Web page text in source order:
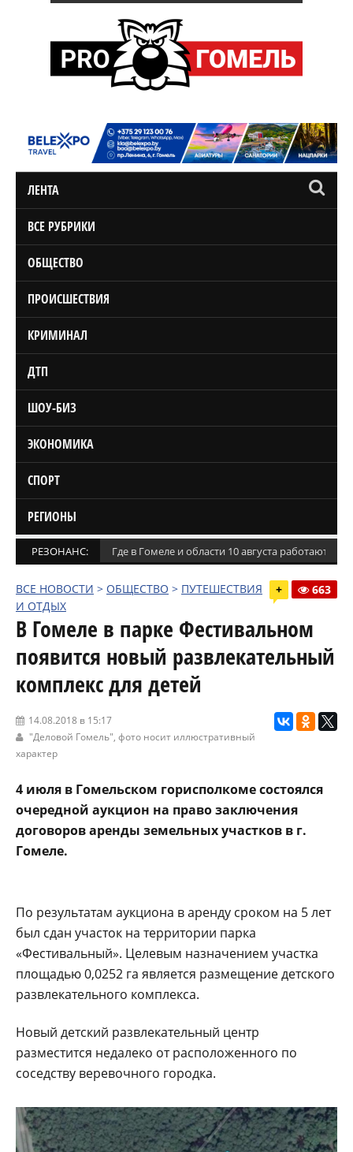
ЛЕНТА
ВСЕ РУБРИКИ
ОБЩЕСТВО
ПРОИСШЕСТВИЯ
КРИМИНАЛ
ДТП
ШОУ-БИЗ
ЭКОНОМИКА
СПОРТ
РЕГИОНЫ
РЕЗОНАНС: Где в Гомеле и области 10 августа работают
ВСЕ НОВОСТИ > ОБЩЕСТВО > ПУТЕШЕСТВИЯ
И ОТДЫХ
+ 663
В Гомеле в парке Фестивальном
появится новый развлекательный
комплекс для детей
14.08.2018 в 15:17
"Деловой Гомель", фото носит иллюстративный
характер
4 июля в Гомельском горисполкоме состоялся
очередной аукцион на право заключения
договоров аренды земельных участков в г.
Гомеле.
По результатам аукциона в аренду сроком на 5 лет
был сдан участок на территории парка
«Фестивальный». Целевым назначением участка
площадью 0,0252 га является размещение детского
развлекательного комплекса.
Новый детский развлекательный центр
разместится недалеко от расположенного по
соседству веревочного городка.